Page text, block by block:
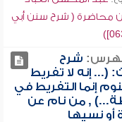
محاضرة ( شرح سنن أبي
شرح
(... إنه لا تفريط
إنما التفريط في
, من نام عن
أو نسيها